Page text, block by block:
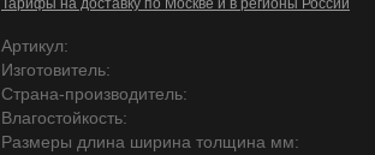
Тарифы на доставку по Москве и в регионы России
Артикул:
Изготовитель:
Страна-производитель:
Влагостойкость:
Размеры длина ширина толщина мм: